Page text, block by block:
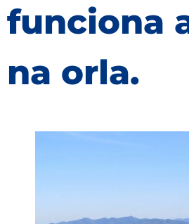
funciona
na orla.